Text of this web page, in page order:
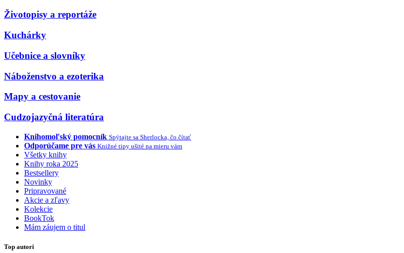
Životopisy a reportáže
Kuchárky
Učebnice a slovníky
Náboženstvo a ezoterika
Mapy a cestovanie
Cudzojazyčná literatúra
Knihomoľský pomocník Spýtajte sa Sherlocka, čo čítať
Odporúčame pre vás Knižné tipy ušité na mieru vám
Všetky knihy
Knihy roka 2025
Bestsellery
Novinky
Pripravované
Akcie a zľavy
Kolekcie
BookTok
Mám záujem o titul
Top autori